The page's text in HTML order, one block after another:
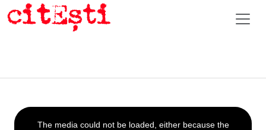
This
is
a
The media could not be loaded, either because the